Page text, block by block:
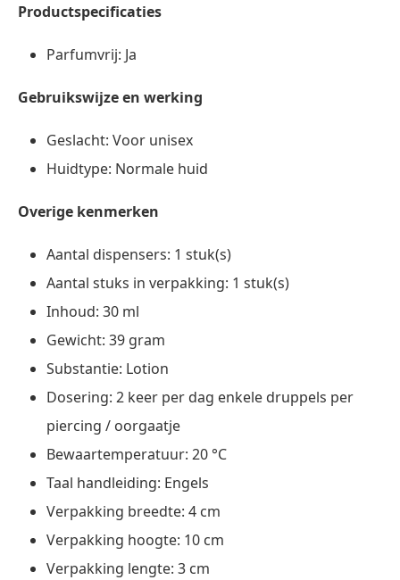
Productspecificaties
Parfumvrij: Ja
Gebruikswijze en werking
Geslacht: Voor unisex
Huidtype: Normale huid
Overige kenmerken
Aantal dispensers: 1 stuk(s)
Aantal stuks in verpakking: 1 stuk(s)
Inhoud: 30 ml
Gewicht: 39 gram
Substantie: Lotion
Dosering: 2 keer per dag enkele druppels per
piercing / oorgaatje
Bewaartemperatuur: 20 °C
Taal handleiding: Engels
Verpakking breedte: 4 cm
Verpakking hoogte: 10 cm
Verpakking lengte: 3 cm